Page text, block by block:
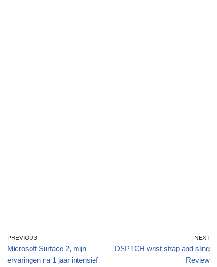
PREVIOUS
Microsoft Surface 2, mijn
ervaringen na 1 jaar intensief
NEXT
DSPTCH wrist strap and sling
Review